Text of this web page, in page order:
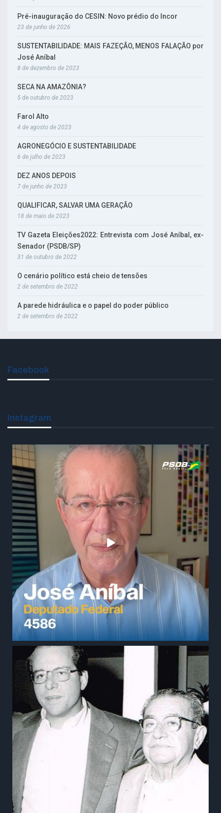
Pré-inauguração do CESIN: Novo prédio do Incor
23 de junho de 2026
SUSTENTABILIDADE: MAIS FAZEÇÃO, MENOS FALAÇÃO por
José Aníbal
8 de dezembro de 2023
SECA NA AMAZÔNIA?
5 de outubro de 2023
Farol Alto
4 de agosto de 2023
AGRONEGÓCIO E SUSTENTABILIDADE
6 de julho de 2023
DEZ ANOS DEPOIS
7 de junho de 2023
QUALIFICAR, SALVAR UMA GERAÇÃO
18 de maio de 2023
TV Gazeta Eleições2022: Entrevista com José Aníbal, ex-
Senador (PSDB/SP)
31 de outubro de 2022
O cenário político está cheio de tensões
2 de setembro de 2022
A parede hidráulica e o papel do poder público
2 de setembro de 2022
Facebook
Instagram